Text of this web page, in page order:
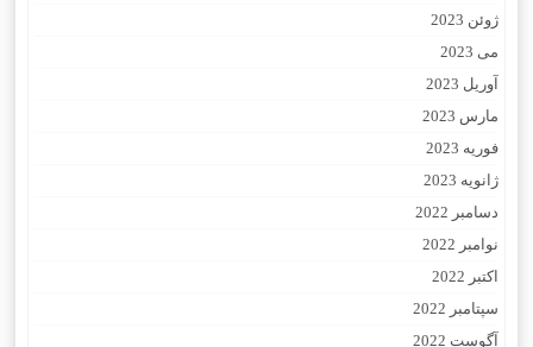
ژوئن 2023
می 2023
آوریل 2023
مارس 2023
فوریه 2023
ژانویه 2023
دسامبر 2022
نوامبر 2022
اکتبر 2022
سپتامبر 2022
آگوست 2022